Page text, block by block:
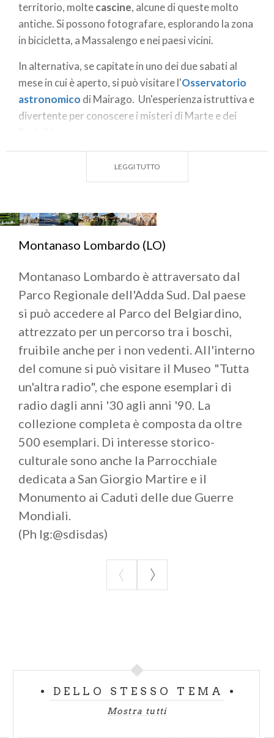
territorio, moltecascine, alcune di queste molto
antiche. Si possono fotografare, esplorando la zona
in bicicletta, a Massalengo e nei paesi vicini.
In alternativa, se capitate in uno dei due sabati al
mese in cui è aperto, si può visitare l'Osservatorio
astronomico di Mairago. Un'esperienza istruttiva e
divertente per conoscere i misteri di Marte e dei
-
PH IG: @URBANFILE
LEGGI TUTTO
Montanaso Lombardo (LO)
Montanaso Lombardo è attraversato dal
Parco Regionale dell'Adda Sud. Dal paese
si può accedere al Parco del Belgiardino,
attrezzato per un percorso tra i boschi,
fruibile anche per i non vedenti. All'interno
del comune si può visitare il Museo "Tutta
un'altra radio", che espone esemplari di
radio dagli anni '30 agli anni '90. La
collezione completa è composta da oltre
500 esemplari. Di interesse storico-
culturale sono anche la Parrocchiale
dedicata a San Giorgio Martire e il
Monumento ai Caduti delle due Guerre
Mondiali.
(Ph Ig:@sdisdas)
DELLO STESSO TEMA
Mostra tutti